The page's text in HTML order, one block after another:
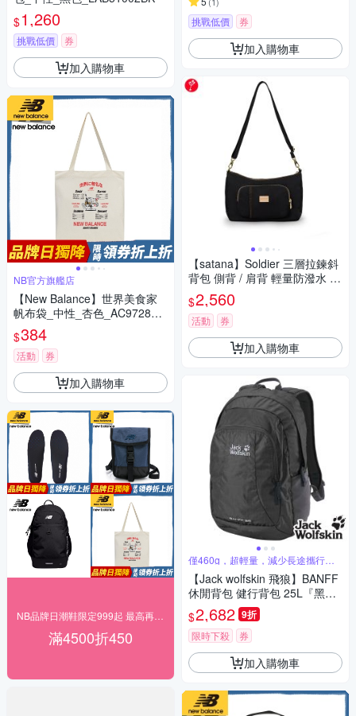
$1,260
挑戰低價 券
加入購物車
NB官方旗艦店
【New Balance】世界美食家
帆布袋_中性_杏色_AC9728DT
RE
$384
活動 券
加入購物車
滿4500折450
挑戰低價 券
加入購物車
【satana】Soldier 三層拉鍊斜
背包 側背 / 肩背 輕量防潑水 9.
7吋平板 台灣製 SOS3320 - 亮
黑
$2,560
活動 券
加入購物車
僅460g，超輕量，減少長途攜行負
擔
【Jack wolfskin 飛狼】BANFF
休閒背包 健行背包 25L『黑
灰』
$2,682 9折
限時下殺 券
加入購物車